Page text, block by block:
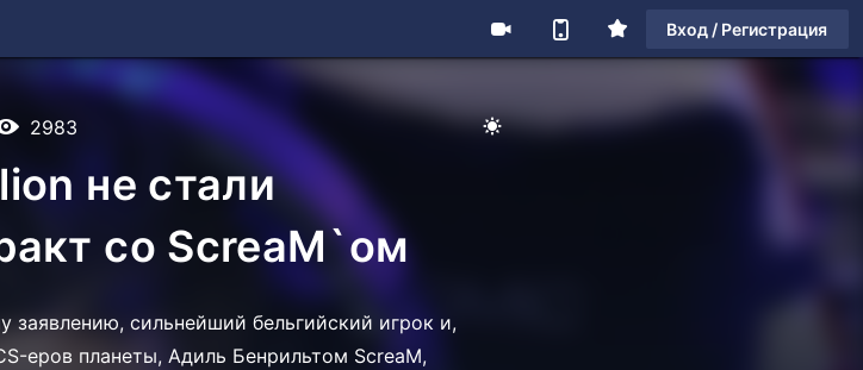
Вход / Регистрация
2983
не стали
со ScreaM`ом
сильнейший бельгийский игрок и,
еров планеты, Адиль Бенрильтом ScreaM,